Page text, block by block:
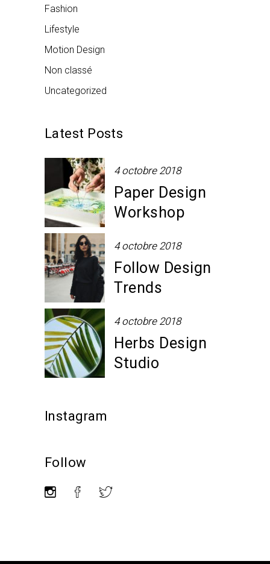
Fashion
Lifestyle
Motion Design
Non classé
Uncategorized
Latest Posts
4 octobre 2018
Paper Design
Workshop
4 octobre 2018
Follow Design
Trends
4 octobre 2018
Herbs Design
Studio
Instagram
Follow